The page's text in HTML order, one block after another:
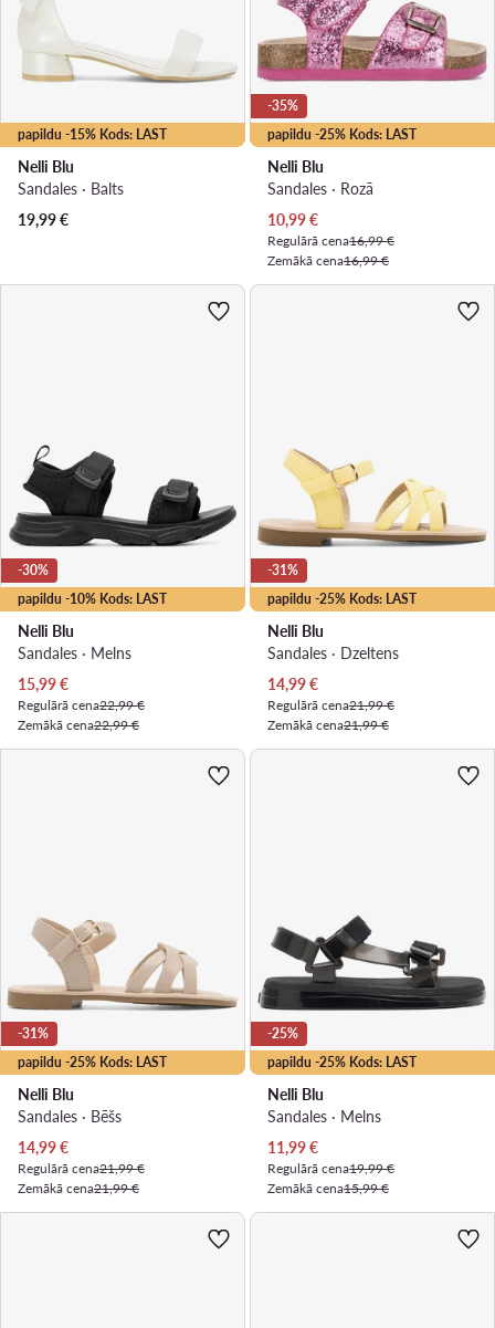
papildu -15% Kods: LAST
Nelli Blu
Sandales · Balts
19,99€
papildu -25% Kods: LAST
-35%
Nelli Blu
Sandales · Rozā
Pašreizējā cena
10,99€
Regulārā cena16,99 €
Zemākā cena16,99 €
papildu -10% Kods: LAST
-30%
Nelli Blu
Sandales · Melns
Pašreizējā cena
15,99€
Regulārā cena22,99 €
Zemākā cena22,99 €
papildu -25% Kods: LAST
-31%
Nelli Blu
Sandales · Dzeltens
Pašreizējā cena
14,99€
Regulārā cena21,99 €
Zemākā cena21,99 €
papildu -25% Kods: LAST
-31%
Nelli Blu
Sandales · Bēšs
Pašreizējā cena
14,99€
Regulārā cena21,99 €
Zemākā cena21,99 €
papildu -25% Kods: LAST
-25%
Nelli Blu
Sandales · Melns
Pašreizējā cena
11,99€
Regulārā cena19,99 €
Zemākā cena15,99 €